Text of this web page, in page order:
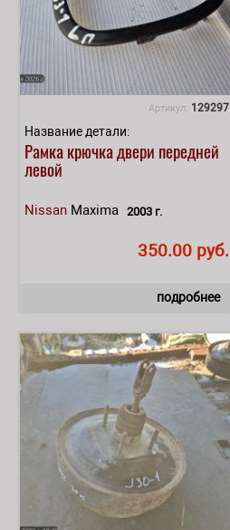
Артикул: 129297
Название детали:
Рамка крючка двери передней
левой
Nissan Maxima 2003 г.
350.00 руб.
подробнее